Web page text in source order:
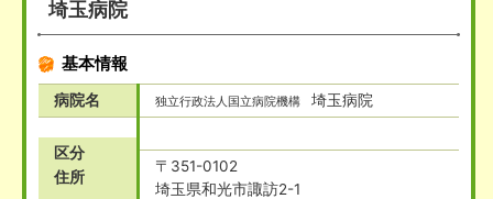
埼玉病院
基本情報
病院名 独立行政法人国立病院機構 埼玉病院
区分
住所
〒351-0102
埼玉県和光市諏訪2-1